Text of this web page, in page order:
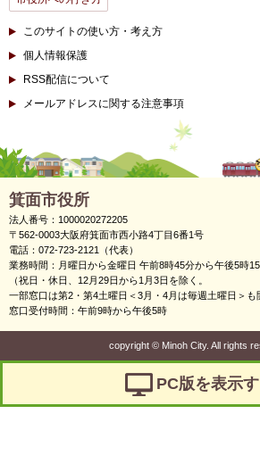
このサイトの使い方・考え方
個人情報保護
RSS配信について
メールアドレスに関する注意事項
箕面市役所
法人番号：1000020272205
〒562-0003大阪府箕面市西小路4丁目6番1号
電話：072-723-2121（代表）
業務時間：月曜日から金曜日 午前8時45分から午後5時
（祝日・休日、12月29日から1月3日を除く。
一部窓口は第2・第4土曜日＜3月・4月は毎週土曜日＞も
窓口受付時間：午前9時から午後5時
copyright ©Minoh City. All rights
PC版を表示